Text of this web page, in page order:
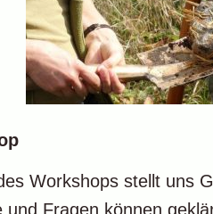
Workshops stellt uns
Fragen können